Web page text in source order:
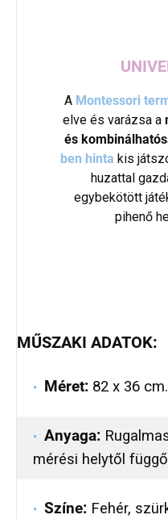
A Montessori
elve és varázsa a
és
ben hinta kis
huzattal
egybekötött
pihenő
MŰSZAKI ADATOK:
Méret: 82 x 36 cm.
Anyaga:
mérési helytől
Színe: Fehér,